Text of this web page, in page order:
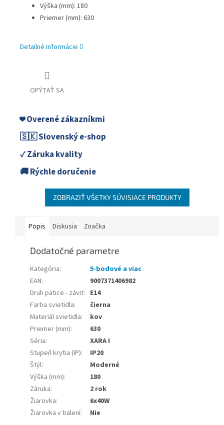
Výška (mm): 180
Priemer (mm): 630
Detailné informácie
OPÝTAŤ SA
❤️ Overené zákazníkmi
🇸🇰 Slovenský e-shop
✓ Záruka kvality
🚚 Rýchle doručenie
ZOBRAZIŤ VŠETKY SÚVISIACE PRODUKTY
Popis Diskusia Značka
Dodatočné parametre
Kategória:
5-bodové a viac
EAN:
9007371406982
Druh pätice - závit: E14
Farba svietidla:
čierna
Materiál svietidla:
kov
Priemer (mm):
630
Séria:
XARA I
Stupeň krytia (IP):
IP20
Štýl:
Moderné
Výška (mm):
180
Záruka:
2 rok
Žiarovka:
6x40W
Žiarovka v balení: Nie